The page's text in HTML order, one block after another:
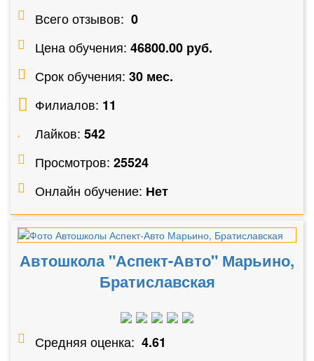
Всего отзывов: 0
Цена обучения: 46800.00 руб.
Срок обучения: 30 мес.
Филиалов: 11
Лайков: 542
Просмотров: 25524
Онлайн обучение: Нет
Автошкола "Аспект-Авто" Марьино,
Братиславская
Средняя оценка: 4.61